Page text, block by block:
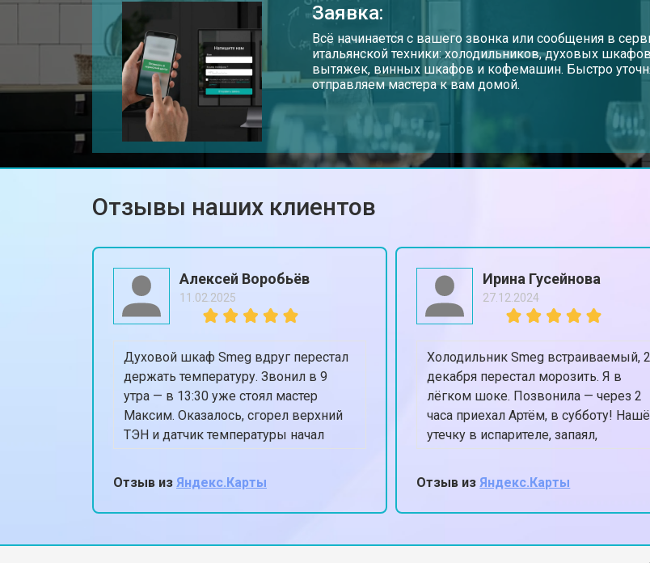
Замена платы управления (мат.платы, мейн платы) от 50 мин
Ремонт/замена датчика температуры
от 130 мин
Замена мотор-компрессора
Замена нагревателя оттайки от 50 мин
Замена реле холодильника Smeg от 80 мин
Устранение утечки хладагента от 50 мин
Заявка:
Всё начинается с вашего звонка или сообщения в
итальянской техники: холодильников, духовых
вытяжек, винных шкафов и кофемашин. Быстро
отправляем мастера к вам домой.
Отзывы наших клиентов
Алексей Воробьёв
11.02.2025
Духовой шкаф Smeg вдруг перестал
держать температуру. Звонил в 9
утра — в 13:30 уже стоял мастер
Максим. Оказалось, сгорел верхний
ТЭН и датчик температуры начал
глючить. Поменяли всё
оригинальным, духовка теперь греет
ровно 180, когда ставлю 180.
Спасибо, жена снова готовит пироги!
Отзыв из Яндекс.Карты
Ирина Гусейнова
27.12.2024
Холодильник Smeg встраиваемый,
декабря перестал морозить. Я в
лёгком шоке. Позвонила — через 2
часа приехал Артём, в субботу!
утечку в испарителе, запаял,
заправил. К вечеру уже -18 в
морозилке. Спасли Новый год,
честное слово.
Отзыв изЯндекс.Карты